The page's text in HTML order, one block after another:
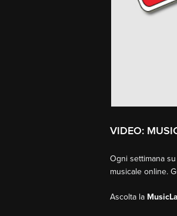
VIDEO:
Ogni settimana
musicale online.
Ascolta la